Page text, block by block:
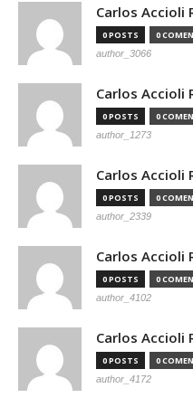
Carlos Accioli
0 POSTS 0
author_3066
Carlos Accioli
0 POSTS 0
author_1273
Carlos Accioli
0 POSTS 0
author_2339
Carlos Accioli
0 POSTS 0
author_4102
Carlos Accioli
0 POSTS 0
author_4172